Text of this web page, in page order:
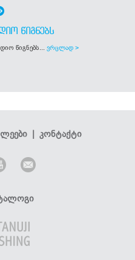
ᲬᲘᲒᲜᲔᲑᲡ
წიგნებს... ვრცლად >
| კონტაქტი